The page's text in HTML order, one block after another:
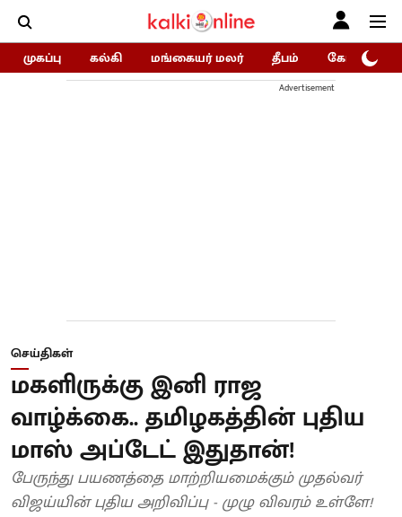
முகப்பு கல்கி மங்கையர் மலர் தீபம் கோகுலம்/
Advertisement
செய்திகள்
மகளிருக்கு இனி ராஜ
வாழ்க்கை.. தமிழகத்தின் புதிய
மாஸ் அப்டேட் இதுதான்!
பேருந்து பயணத்தை மாற்றியமைக்கும் முதல்வர்
விஜய்யின் புதிய அறிவிப்பு - முழு விவரம் உள்ளே!